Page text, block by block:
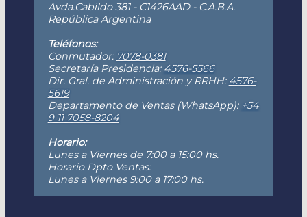
Avda.Cabildo 381 - C1426AAD - C.A.B.A.
República Argentina
Teléfonos:
Conmutador: 7078-0381
Secretaría Presidencia: 4576-5566
Dir. Gral. de Administración y RRHH: 4576-
5619
Departamento de Ventas (WhatsApp): +54
9 11 7058-8204
Horario:
Lunes a Viernes de 7:00 a 15:00 hs.
Horario Dpto Ventas:
Lunes a Viernes 9:00 a 17:00 hs.